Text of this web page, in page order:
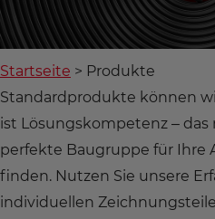
Startseite
Produkte
Standardprodukte können
ist Lösungskompetenz –
perfekte Baugruppe für Ihre
finden. Nutzen Sie unsere
individuellen